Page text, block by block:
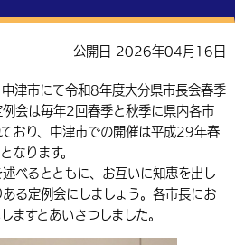
中国語（簡体字）
組織案内
保険・年金
健康・予防
住宅・インフラ
生涯学習・スポーツ・人権
外国人の方向け情報
産業・雇用
税金
子どもを預ける
健康・医療
計画・施策
スポットを探す
グルメ・食べる
四季のイベント・祭り
市役所の紹介
広報・広聴
公開日 2026年04月16日
津市にて令和8年度大分県市長会春季
会は毎年2回春季と秋季に県内各市
おり、中津市での開催は平成29年春
なります。
べるとともに、お互いに知恵を出し
る定例会にしましょう。各市長にお
ますとあいさつしました。